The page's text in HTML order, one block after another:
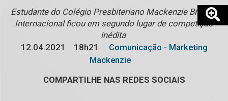
Estudante do Colégio Presbiteriano Mackenzie Brasília
Internacional ficou em segundo lugar de competição
inédita
12.04.2021
18h21
Comunicação - Marketing
Mackenzie
COMPARTILHE NAS REDES SOCIAIS